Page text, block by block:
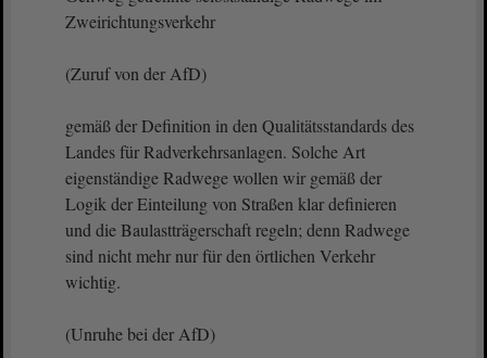
Zweirichtungsverkehr
(Zuruf von der AfD)
gemäß der Definition in den Qualitätsstandards des
Landes für Radverkehrsanlagen. Solche Art
eigenständige Radwege wollen wir gemäß der
Logik der Einteilung von Straßen klar definieren
und die Baulastträgerschaft regeln; denn Radwege
sind nicht mehr nur für den örtlichen Verkehr
wichtig.
(Unruhe bei der AfD)